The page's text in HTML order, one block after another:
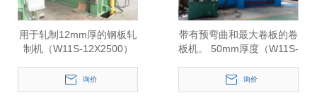
用于轧制12mm厚的钢板轧
制机（W11S-12X2500）
询价
带有预弯曲和最大卷板的卷
板机。 50mm厚度（W11S-
询价